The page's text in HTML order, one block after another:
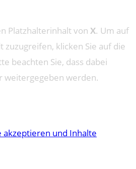
Platzhalterinhalt von X. Um auf
zuzugreifen, klicken Sie auf die
beachten Sie, dass dabei
weitergegeben werden.
akzeptieren und Inhalte